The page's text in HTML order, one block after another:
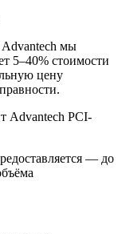
мы
5–40% стоимости
цену
Advantech PCI-
— до